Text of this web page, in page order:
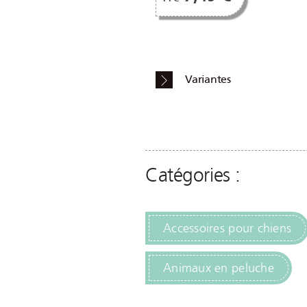
Variantes
Catégories :
Accessoires pour chiens
Animaux en peluche